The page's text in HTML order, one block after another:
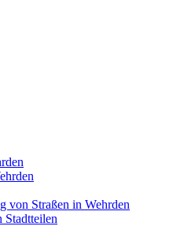
von Straßen in Wehrden
Stadtteilen